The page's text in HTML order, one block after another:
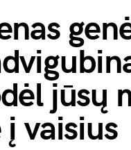
jūsų
į vaisius